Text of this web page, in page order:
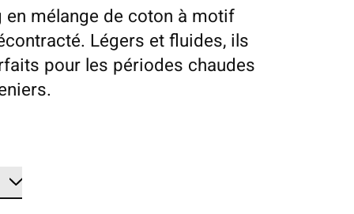
en mélange de coton à motif
Légers et fluides, ils
pour les périodes chaudes